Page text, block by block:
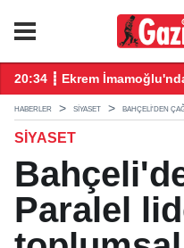
20:34 ┋ Ekrem
HABERLER SIYASET BAHÇELI'DEN
SIYASET
Paralel